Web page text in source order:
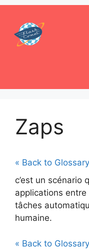
Zaps
« Back to
c’est un scénario
applications
tâches
humaine.
« Back to